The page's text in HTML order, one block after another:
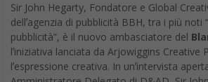
Sir John Hegarty, Fondatore e Global
dellʼagenzia di pubblicità BBH, tra i più noti
pubblicità”, è il nuovo ambasciatore del
lʼiniziativa lanciata da Arjowiggins Creative
lʼespressione creativa. In unʼintervista